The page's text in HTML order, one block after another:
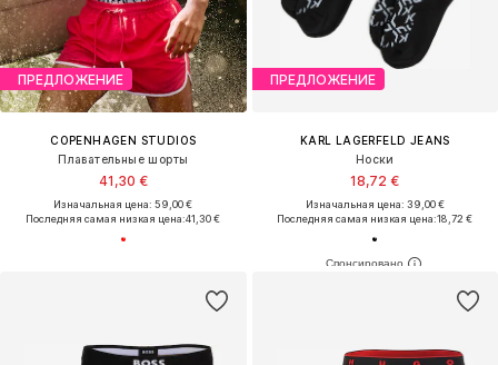
ПРЕДЛОЖЕНИЕ
COPENHAGEN STUDIOS
Плавательные шорты
41,30 €
Изначальная цена: 59,00 €
Последняя самая низкая цена:41,30 €
ПРЕДЛОЖЕНИЕ
KARL LAGERFELD JEANS
Носки
18,72 €
Изначальная цена: 39,00 €
Последняя самая низкая цена:18,72 €